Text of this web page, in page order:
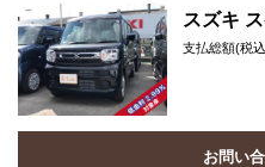
スズキ
支払総額(税
お問い